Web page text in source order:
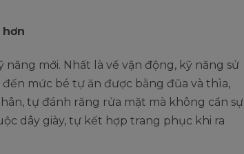
mới. Nhất là về vận động, kỹ năng sử
mức bé tự ăn được bằng đũa và thìa,
tự đánh răng rửa mặt mà không cần sự
dây giày, tự kết hợp trang phục khi ra